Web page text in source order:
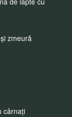
zmeură
cârnați